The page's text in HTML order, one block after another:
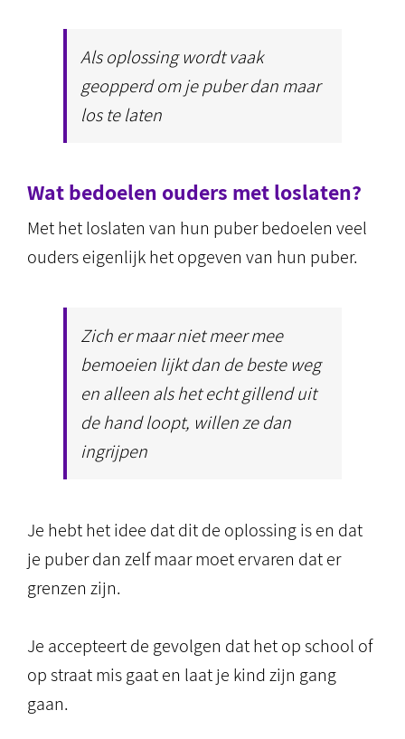
Als oplossing wordt vaak
geopperd om je puber dan maar
los te laten
Wat bedoelen ouders met loslaten?
Met het loslaten van hun puber bedoelen veel
ouders eigenlijk het opgeven van hun puber.
Zich er maar niet meer mee
bemoeien lijkt dan de beste weg
en alleen als het echt gillend uit
de hand loopt, willen ze dan
ingrijpen
Je hebt het idee dat dit de oplossing is en dat
je puber dan zelf maar moet ervaren dat er
grenzen zijn.
Je accepteert de gevolgen dat het op school of
op straat mis gaat en laat je kind zijn gang
gaan.